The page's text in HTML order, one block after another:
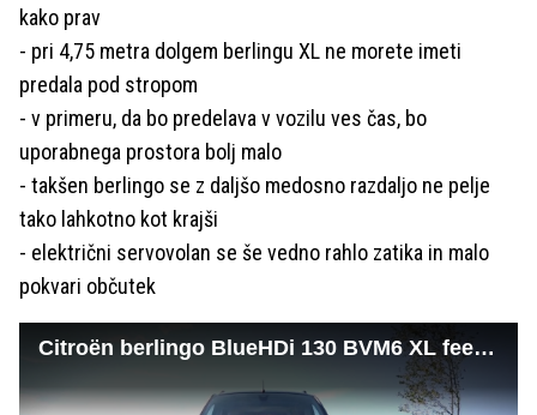
kako prav
- pri 4,75 metra dolgem berlingu XL ne morete imeti
predala pod stropom
- v primeru, da bo predelava v vozilu ves čas, bo
uporabnega prostora bolj malo
- takšen berlingo se z daljšo medosno razdaljo ne pelje
tako lahkotno kot krajši
- električni servovolan se še vedno rahlo zatika in malo
pokvari občutek
Citroën berlingo BlueHDi 130 BVM6 XL feel flip camping box